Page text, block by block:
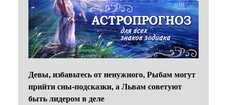
Девы, избавьтесь от ненужного, Рыбам могут
прийти сны-подсказки, а Львам советуют
быть лидером в деле